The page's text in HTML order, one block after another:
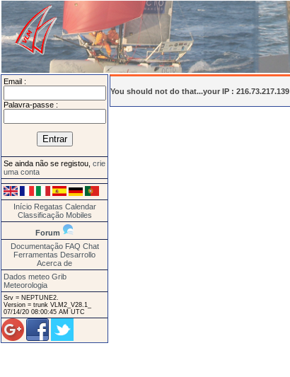
Email :
Palavra-passe :
Se ainda não se registou, crie
uma conta
Início Regatas Calendar
Classificação Mobiles
Forum
Documentação FAQ Chat
Ferramentas Desarrollo
Acerca de
Dados meteo Grib
Meteorologia
Srv = NEPTUNE2.
Version = trunk VLM2_V28.1_
07/14/20 08:00:45 AM UTC
You should not do that...your IP : 216.73.217.139